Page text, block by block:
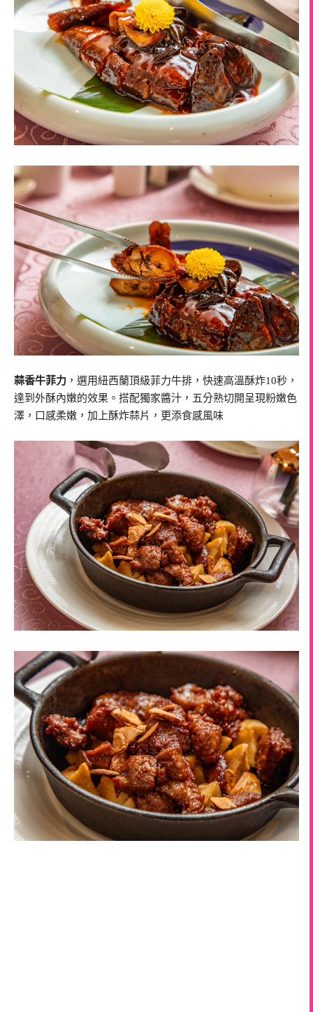
蒜香牛菲力 ，選用紐西蘭頂級菲力牛排，快速高溫酥炸10秒，
達到外酥內嫩的效果。搭配獨家醬汁，五分熟切開呈現粉嫩色
澤，口感柔嫩，加上酥炸蒜片，更添食感風味